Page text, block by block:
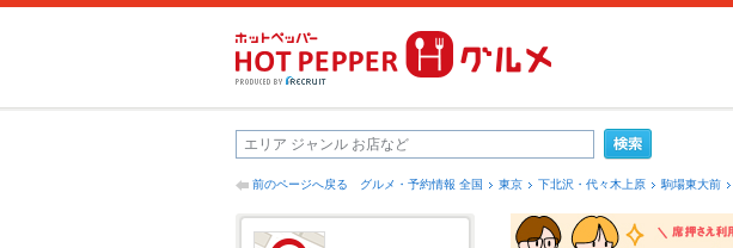
前のページへ戻る グルメ・予約情報 全国 東京 下北沢・代々木上原 駒場東大前